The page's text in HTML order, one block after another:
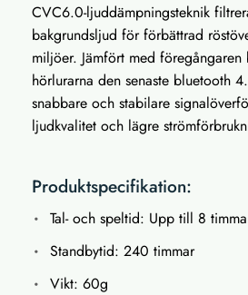
CVC6.0-ljuddämpningsteknik
bakgrundsljud för förbättrad
miljöer. Jämfört med
hörlurarna den senaste bluetooth
snabbare och stabilare
ljudkvalitet och lägre
Produktspecifikation:
Tal- och speltid: Upp till 8
Standbytid: 240 timmar
Vikt: 60g